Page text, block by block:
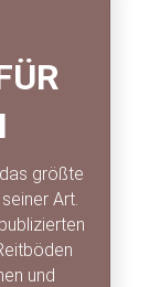
größte
Art.
und